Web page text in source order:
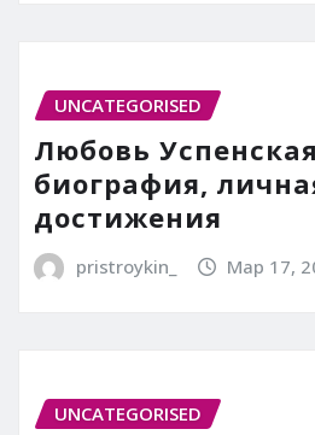
UNCATEGORISED
Любовь
биография,
достижения
pristroykin_ Мар 17,
UNCATEGORISED